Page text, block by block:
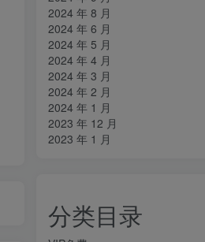
2024 年 8 月
2024 年 6 月
2024 年 5 月
2024 年 4 月
2024 年 3 月
2024 年 2 月
2024 年 1 月
2023 年 12 月
2023 年 1 月
分类目录